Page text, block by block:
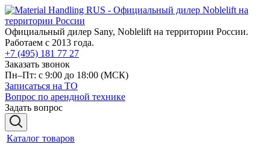
Официальный дилер Sany, Noblelift на территории России.
Работаем с 2013 года.
+7 (495) 181 77 27
Заказать звонок
Пн–Пт: с 9:00 до 18:00 (МСК)
Записаться на ТО
Вопрос по арендной технике
Задать вопрос
Каталог товаров